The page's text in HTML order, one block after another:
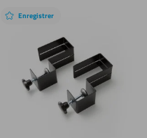
Enregistrer